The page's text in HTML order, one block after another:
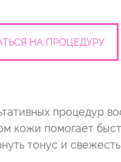
НА ПРОЦЕДУРУ
процедур
кожи помогает
тонус и